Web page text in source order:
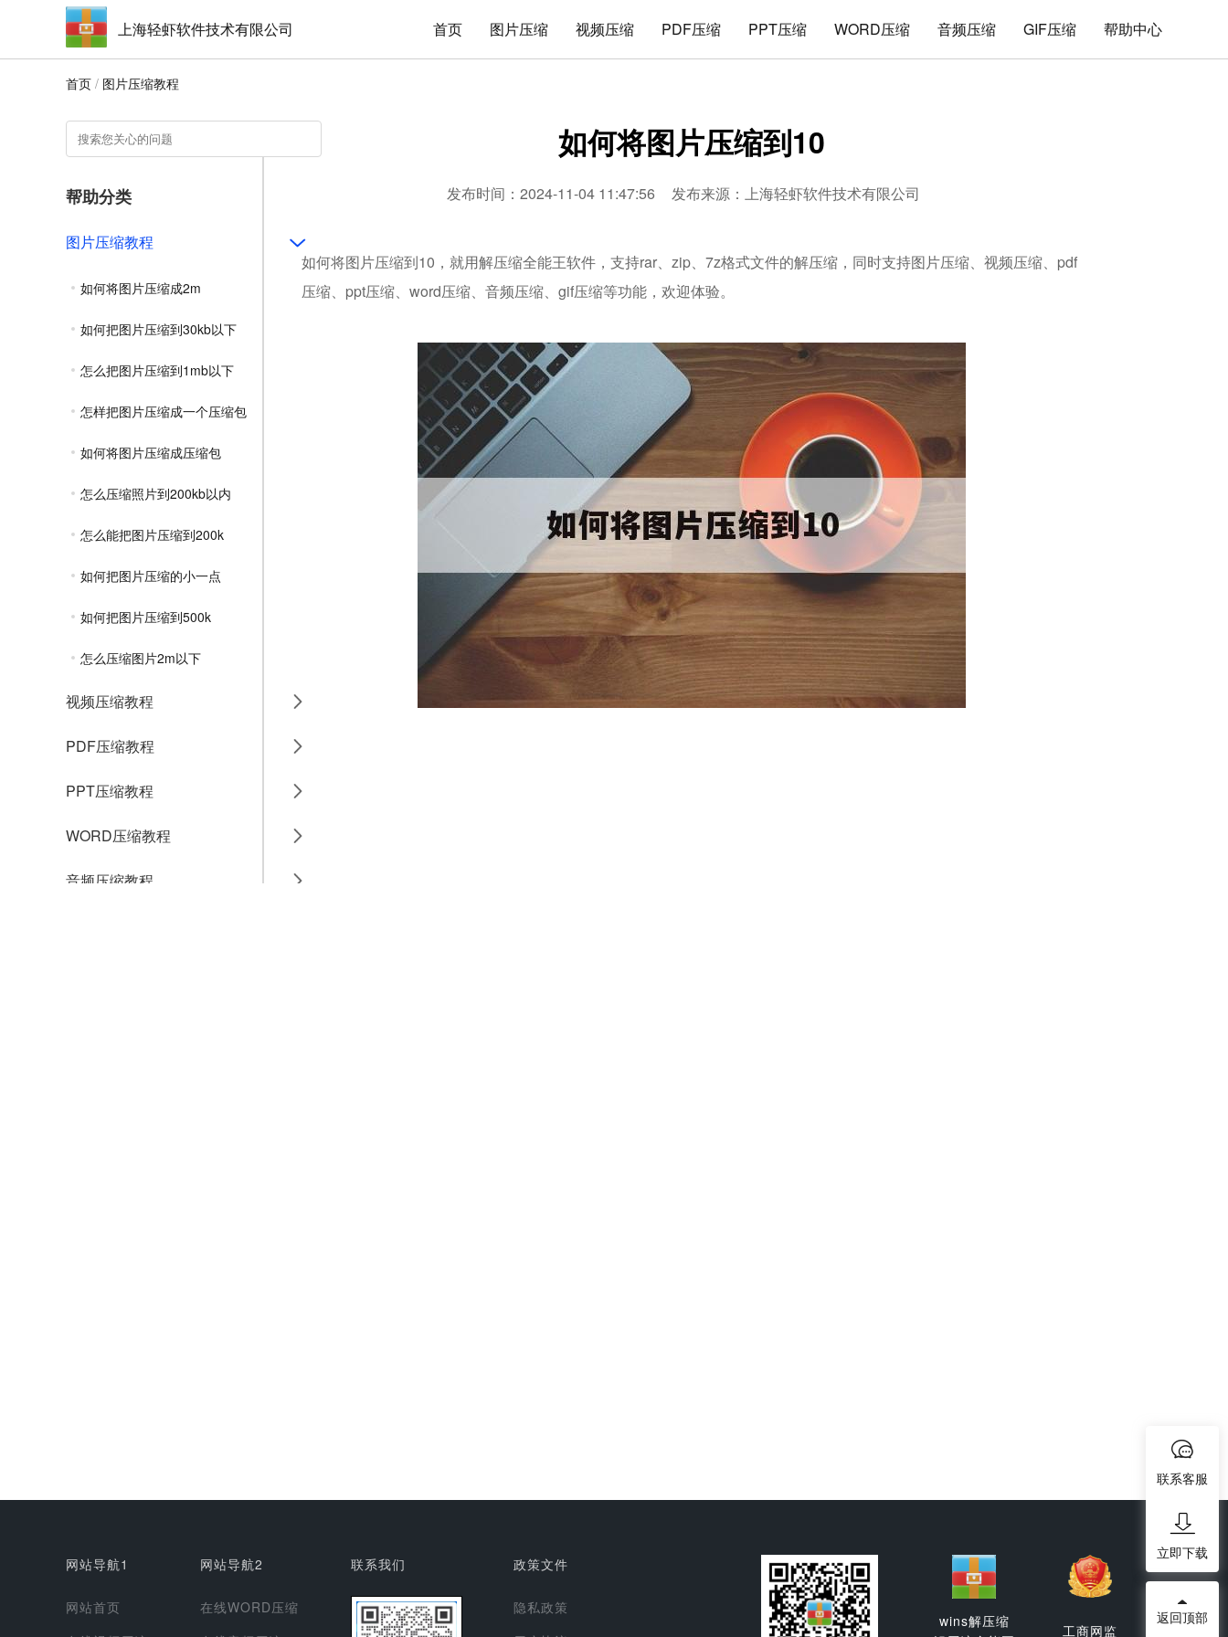
上海轻虾软件技术有限公司 首页 图片压缩 视频压缩 PDF压缩 PPT压缩 WORD压缩 音频压缩 GIF压缩 帮助中心
首页 / 图片压缩教程
帮助分类
图片压缩教程
如何将图片压缩成2m
如何把图片压缩到30kb以下
怎么把图片压缩到1mb以下
怎样把图片压缩成一个压缩包
如何将图片压缩成压缩包
怎么压缩照片到200kb以内
怎么能把图片压缩到200k
如何把图片压缩的小一点
如何把图片压缩到500k
怎么压缩图片2m以下
视频压缩教程
PDF压缩教程
PPT压缩教程
WORD压缩教程
音频压缩教程
如何将图片压缩到10
发布时间：2024-11-04 11:47:56 发布来源：上海轻虾软件技术有限公司
如何将图片压缩到10，就用解压缩全能王软件，支持rar、zip、7z格式文件的解压缩，同时支持图片压缩、视频压缩、pdf
压缩、ppt压缩、word压缩、音频压缩、gif压缩等功能，欢迎体验。
网站导航1
网站首页
网站导航2
在线WORD压缩
联系我们 政策文件
隐私政策
wins解压缩
工商网监
联系客服
立即下载
返回顶部